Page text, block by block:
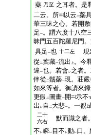
蘂 乃至 之耳者。是
二云。所
以云 二蘂
華三昧之心。若開
足 一。謂六度十八空
昧門五百陀羅尼門
具足 一也 十二左
現
從 二葉藏一流出 上 。今
違一也。若會レ之者
伴從 二鬚蘂一現。莊
如來等者。御請來
更假 二 圖畫一開
示不
出 レ自 二 大悲一。一覩
二十
六右
默而識之者
不 レ瞬レ 目不 レ動レ口